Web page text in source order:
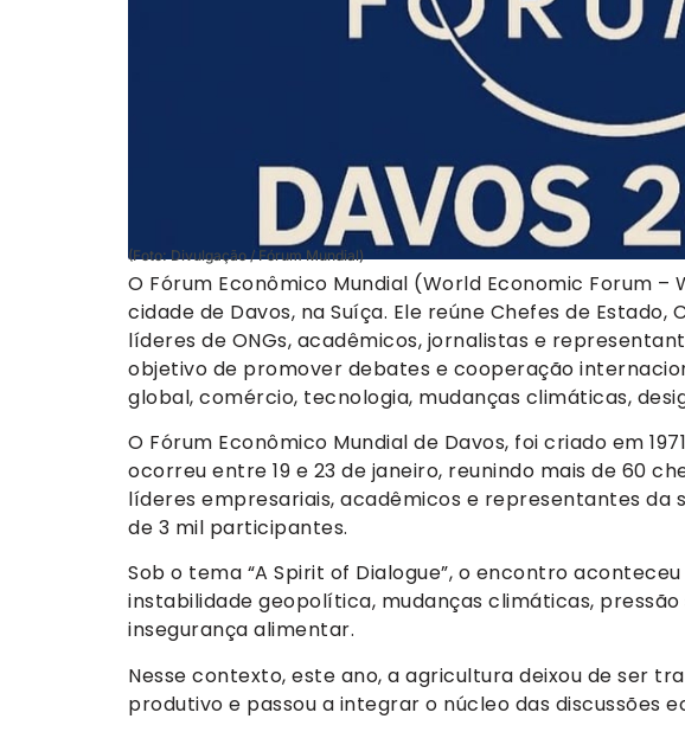
(Foto: Divulgação / Fórum Mundial)
O Fórum Econômico Mundial (World Economic Forum –
cidade de Davos, na Suíça. Ele reúne Chefes de Estado,
líderes de ONGs, acadêmicos, jornalistas e
objetivo de promover debates e cooperação
global, comércio, tecnologia, mudanças climáticas,
O Fórum Econômico Mundial de Davos, foi criado em
ocorreu entre 19 e 23 de janeiro, reunindo mais de 60
líderes empresariais, acadêmicos e representantes da
de 3 mil participantes.
Sob o tema “A Spirit of Dialogue”, o encontro
instabilidade geopolítica, mudanças climáticas,
insegurança alimentar.
Nesse contexto, este ano, a agricultura deixou de ser
produtivo e passou a integrar o núcleo das discussões